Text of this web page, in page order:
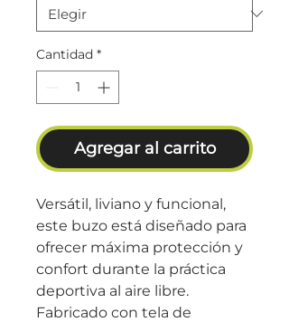
Cantidad *
Agregar al carrito
Versátil, liviano y funcional,
este buzo está diseñado para
ofrecer máxima protección y
confort durante la práctica
deportiva al aire libre.
Fabricado con tela de